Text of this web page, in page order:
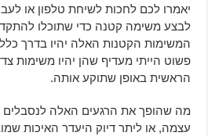
יאמרו לכם לחכות לשיחת טלפון או
לבצע משימה קטנה כדי שתוכלו
המשימות הקטנות האלה יהיו בדרך כלל
פשוט הייתי מעדיף שהן יהיו משימות
הראשית באופן שתוקע אותה.
מה שהופך את הרגעים האלה לנסבלים
עצמה, או ליתר דיוק היעדר האיכות